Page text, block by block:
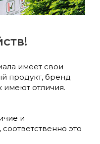
имеет свои
продукт, бренд
имеют отличия.
и
это